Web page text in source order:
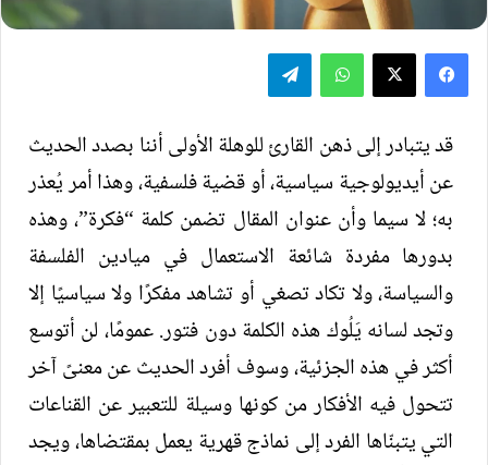
قد يتبادر إلى ذهن القارئ للوهلة الأولى أننا بصدد الحديث
عن أيديولوجية سياسية، أو قضية فلسفية، وهذا أمر يُعذر
به؛ لا سيما وأن عنوان المقال تضمن كلمة “فكرة”، وهذه
بدورها مفردة شائعة الاستعمال في ميادين الفلسفة
والسياسة، ولا تكاد تصغي أو تشاهد مفكرًا ولا سياسيًا إلا
وتجد لسانه يَلُوك هذه الكلمة دون فتور. عمومًا، لن أتوسع
أكثر في هذه الجزئية، وسوف أفرد الحديث عن معنىً آخر
تتحول فيه الأفكار من كونها وسيلة للتعبير عن القناعات
التي يتبنّاها الفرد إلى نماذج قهرية يعمل بمقتضاها، ويجد